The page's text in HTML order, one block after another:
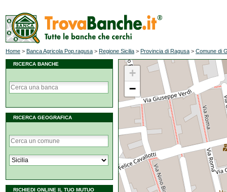
Home > Banca Agricola Pop.ragusa > Regione Sicilia > Provincia di Ragusa > Comune di
RICERCA BANCHE
RICERCA GEOGRAFICA
RICHIEDI ONLINE IL TUO MUTUO
+
−